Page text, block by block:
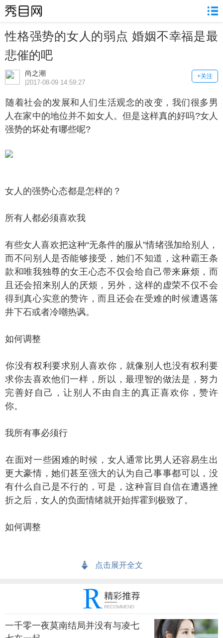
性格强势的女人的弱点 婚姻不幸福是最
悲催的吧
尚之潮 +关注
|2017-08-09 14:59:27
社会的发展和人们生活观念的改变，我们很多男
人在家中的地位并不如女人。但是这样真的好吗?女人
强势的坏处有哪些呢?
的强势心态都是怎样的？
人都必须喜欢我
女人喜欢把这种“无条件的服从”情绪强加给别人，
而不问别人是否能够接受，她们不知道，这种霸王条
款和唯我独尊的女王心态不仅会给自己带来麻烦，而
且还会招来别人的厌烦，另外，这样的虚荣不仅不会
得到真心实意的赞许，而且还会在受难的时候遭遇落
井下石或者冷嘲热讽。
调整
有权利要求别人喜欢你，就像别人也没有权利要
求你去喜欢他们一样，所以，最理智的做法是，努力
完善好自己，让别人不由自主的真正喜欢你，赞许
你。
有事必须行
对一些困难的时候，女人通常比男人还容易生出
更大豪情，她们甚至强大的认为自己事事都可以，没
有什么自己是不行的，可是，这种盲目自信在遭遇挫
折之后，女人的负面情绪就开始挥霍到极致了。
调整
积却是有一个限度的，超过这个限度就会适得其反，
改之，再付出实践弥补，才能真正做到事事必行。
上一篇 下一页
点击展开全文
一千零一夜莫南结局并没有与凌七